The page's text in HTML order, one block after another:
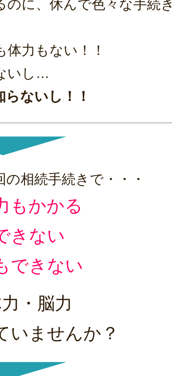
のに、休んで色々な手続き
力もない！！
いし…
らないし！！
相続手続きで・・・
もかかる
きない
できない
・脳力
いませんか？